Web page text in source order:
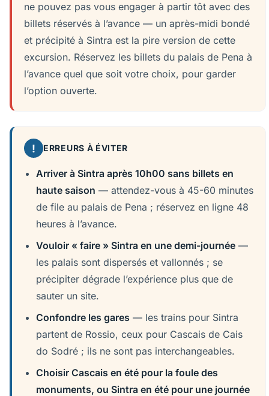
ne pouvez pas vous engager à partir tôt avec des
billets réservés à l’avance — un après-midi bondé
et précipité à Sintra est la pire version de cette
excursion. Réservez les billets du palais de Pena à
l’avance quel que soit votre choix, pour garder
l’option ouverte.
! ERREURS À ÉVITER
Arriver à Sintra après 10h00 sans billets en
haute saison — attendez-vous à 45-60 minutes
de file au palais de Pena ; réservez en ligne 48
heures à l’avance.
Vouloir « faire » Sintra en une demi-journée —
les palais sont dispersés et vallonnés ; se
précipiter dégrade l’expérience plus que de
sauter un site.
Confondre les gares — les trains pour Sintra
partent de Rossio, ceux pour Cascais de Cais
do Sodré ; ils ne sont pas interchangeables.
Choisir Cascais en été pour la foule des
monuments, ou Sintra en été pour une journée